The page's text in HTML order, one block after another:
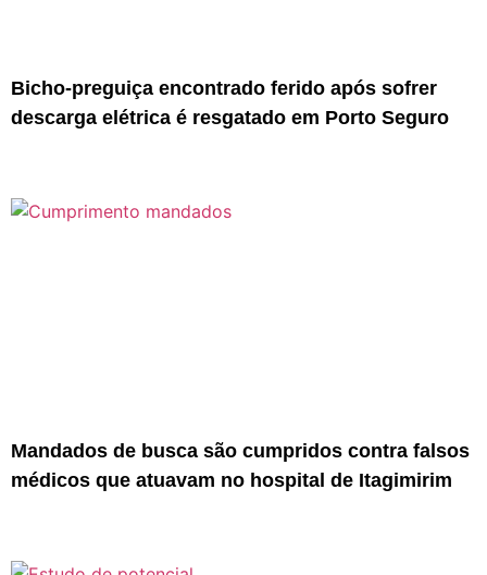
Bicho-preguiça encontrado ferido após sofrer
descarga elétrica é resgatado em Porto Seguro
Mandados de busca são cumpridos contra falsos
médicos que atuavam no hospital de Itagimirim